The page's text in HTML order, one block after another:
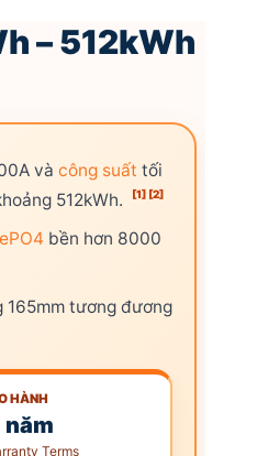
– 512kWh
và công suất tối
512kWh. [1] [2]
bền hơn 8000
165mm tương đương
HÀNH
năm
Terms